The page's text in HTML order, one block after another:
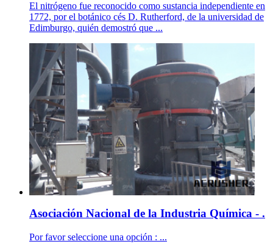
El nitrógeno fue reconocido como sustancia independiente en
1772, por el botánico cés D. Rutherford, de la universidad de
Edimburgo, quién demostró que ...
Asociación Nacional de la Industria Química - .
Por favor seleccione una opción : ...